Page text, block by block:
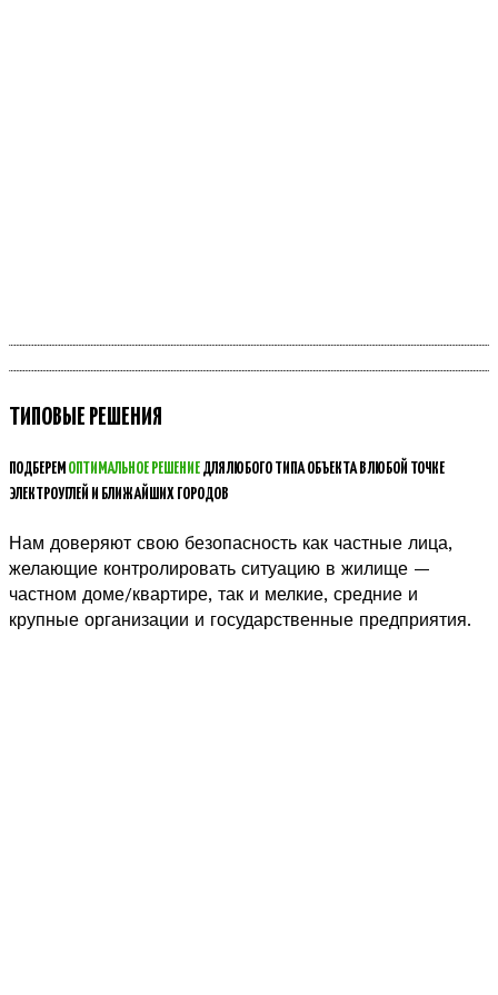
ТИПОВЫЕ РЕШЕНИЯ
ПОДБЕРЕМ ОПТИМАЛЬНОЕ РЕШЕНИЕ ДЛЯ ЛЮБОГО ТИПА ОБЪЕКТА В ЛЮБОЙ ТОЧКЕ
ЭЛЕКТРОУГЛЕЙ И БЛИЖАЙШИХ ГОРОДОВ
Нам доверяют свою безопасность как частные лица,
желающие контролировать ситуацию в жилище —
частном доме/квартире, так и мелкие, средние и
крупные организации и государственные предприятия.